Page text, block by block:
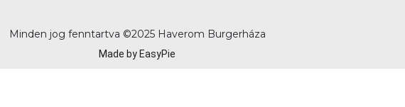
Minden jog fenntartva ©2025 Haverom Burgerháza
Made by EasyPie